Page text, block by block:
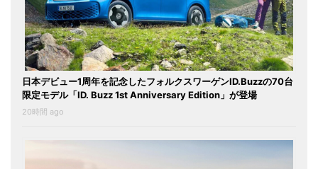
日本デビュー1周年を記念したフォルクスワーゲンID.Buzzの70台
限定モデル「ID. Buzz 1st Anniversary Edition」が登場
20時間 ago